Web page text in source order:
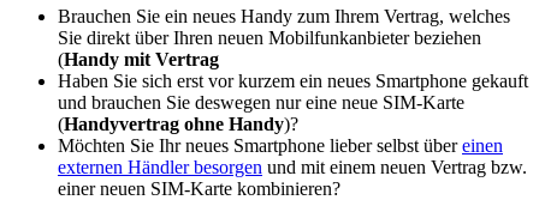
Brauchen Sie ein neues Handy zum Ihrem Vertrag, welches
Sie direkt über Ihren neuen Mobilfunkanbieter beziehen
(Handy mit Vertrag
Haben Sie sich erst vor kurzem ein neues Smartphone gekauft
und brauchen Sie deswegen nur eine neue SIM-Karte
(Handyvertrag ohne Handy)?
Möchten Sie Ihr neues Smartphone lieber selbst übereinen
externen Händler besorgen und mit einem neuen Vertrag bzw.
einer neuen SIM-Karte kombinieren?